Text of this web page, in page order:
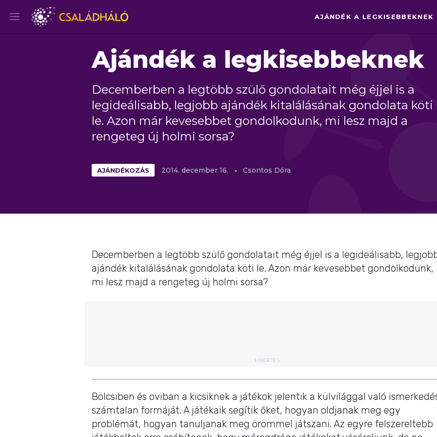
AJÁNDÉK A LEGKISEBBEKNEK
Ajándék a legkisebbeknek
Decemberben a legtöbb szülő gondolatait még éjjel is a
legideálisabb, legjobb ajándék kitalálásának gondolata köti
le. Azon már kevesebbet gondolkodunk, mi lesz majd a
rengeteg új holmi sorsa?
AJÁNDÉKOZÁS 2014. december 16. Csontos Dóra
Decemberben a legtöbb szülő gondolatait még éjjel is a legideálisabb,
ajándék kitalálásának gondolata köti le. Azon már kevesebbet gondolkodunk,
mi lesz majd a rengeteg új holmi sorsa?
HIRDETÉS
Bölcsiben és oviban a kicsiknek a játékok jelentik a külvilággal való
számtalan formáját. A játékaik segítik őket, hogyan oldjanak meg egy
problémát, hogyan tanuljanak meg örömmel játszani. Az egyre felszereltebb